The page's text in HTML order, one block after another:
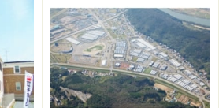
は現状、鉛タイプ、リチウムイオ
素タイプの大きく3つの種類があ
て安全性や、どの程度エネルギー
にはどんな活用が考えられるかな